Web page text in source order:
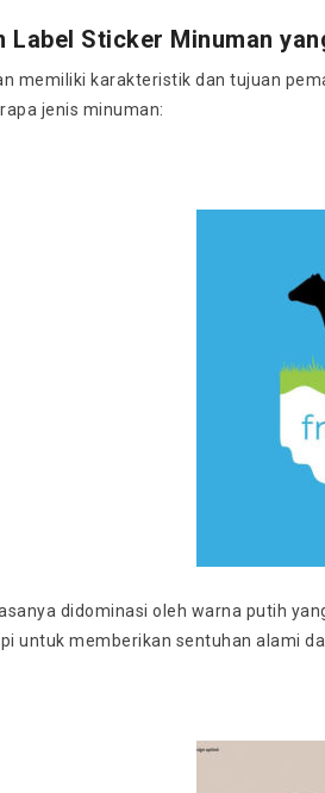
Label Sticker Minuman
memiliki karakteristik dan tujuan
jenis minuman:
didominasi oleh warna putih
untuk memberikan sentuhan alami